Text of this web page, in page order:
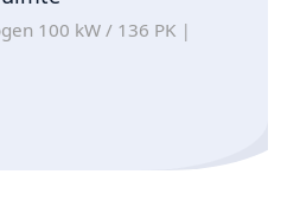
100 kW / 136 PK